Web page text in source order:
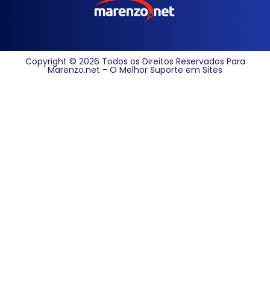
Copyright © 2026 Todos os Direitos Reservados Para
Marenzo.net - O Melhor Suporte em Sites